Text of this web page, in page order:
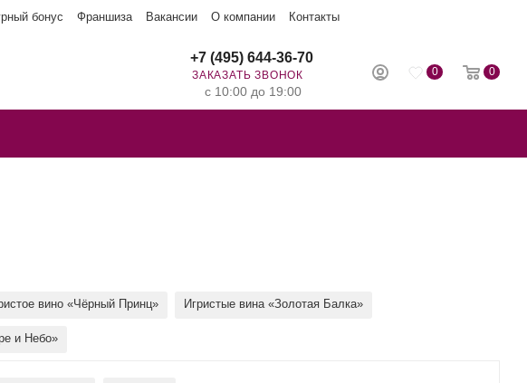
бонус Франшиза Вакансии О компании Контакты
0 0
+7 (495) 644-36-70
ЗАКАЗАТЬ ЗВОНОК
с 10:00 до 19:00
вино «Чёрный Принц» Игристые вина «Золотая Балка»
и Небо»